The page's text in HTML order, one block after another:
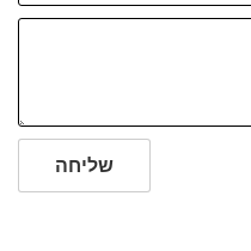
שליחה